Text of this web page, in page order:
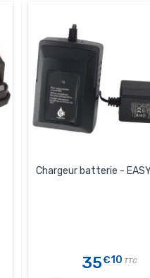
Chargeur batterie -
35€10 TTC